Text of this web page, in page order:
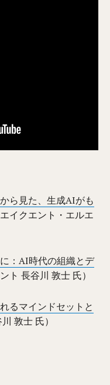
ら見た、生成AIがも
エイクエント・エルエ
：AI時代の組織とデ
ト 長谷川 敦士 氏）
るマインドセットと
敦士 氏）